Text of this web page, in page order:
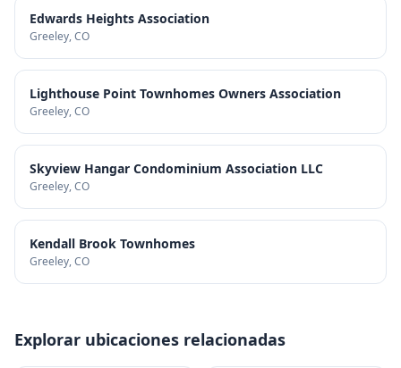
Edwards Heights Association
Greeley, CO
Lighthouse Point Townhomes Owners Association
Greeley, CO
Skyview Hangar Condominium Association LLC
Greeley, CO
Kendall Brook Townhomes
Greeley, CO
Explorar ubicaciones relacionadas